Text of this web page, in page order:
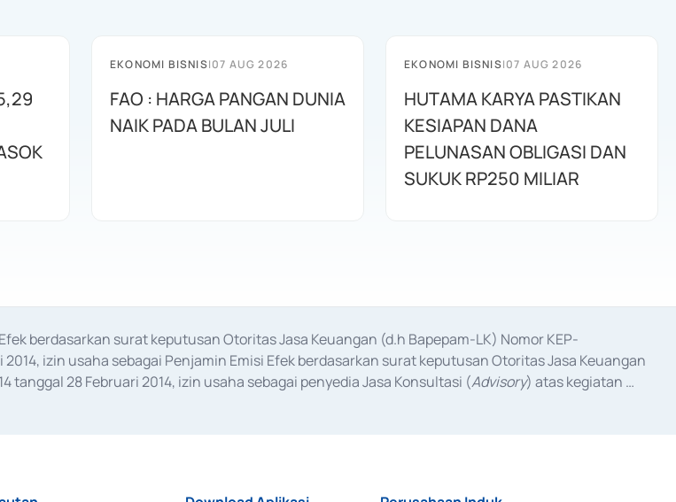
EKONOMI BISNIS|07 AUG 2026
FAO : HARGA PANGAN DUNIA
NAIK PADA BULAN JULI
EKONOMI BISNIS|07 AUG 2026
HUTAMA KARYA PASTIKAN
KESIAPAN DANA
PELUNASAN OBLIGASI DAN
SUKUK RP250 MILIAR
berdasarkan surat keputusan Otoritas Jasa Keuangan (d.h Bapepam-LK) Nomor KEP-
izin usaha sebagai Penjamin Emisi Efek berdasarkan surat keputusan Otoritas Jasa Keuangan
tanggal 28 Februari 2014, izin usaha sebagai penyedia Jasa Konsultasi (Advisory) atas kegiatan